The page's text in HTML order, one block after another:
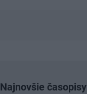
Najnovšie časopisy